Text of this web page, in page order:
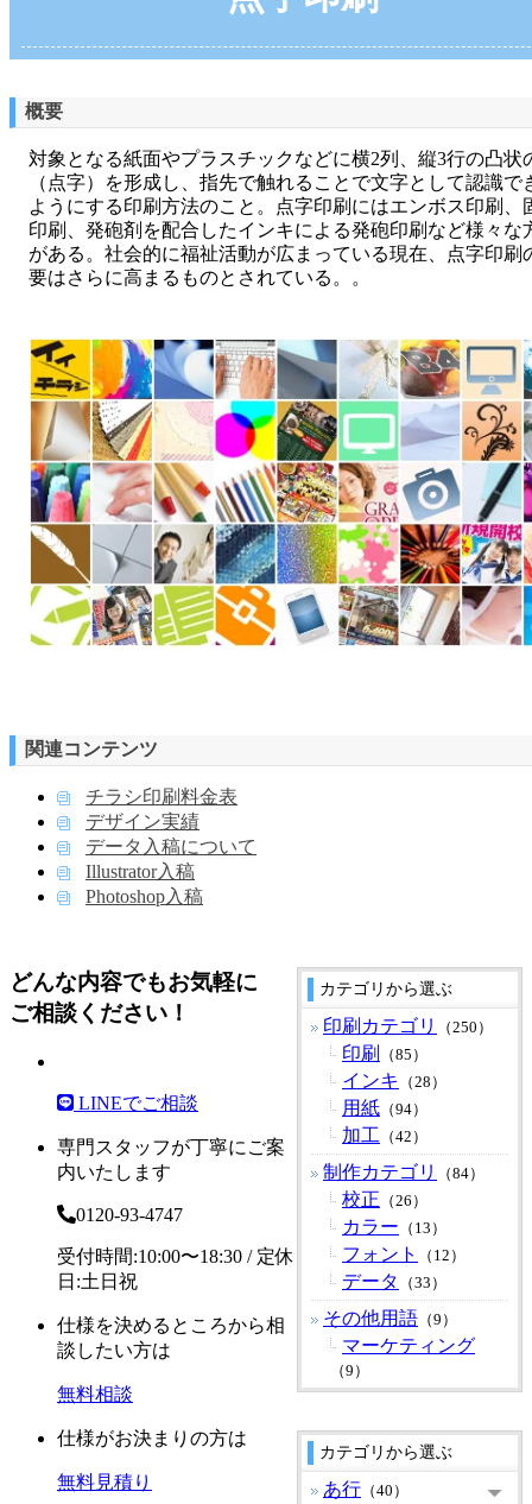
概要
対象となる紙面やプラスチックなどに横2列、縦3行の凸状
（点字）を形成し、指先で触れることで文字として認識で
ようにする印刷方法のこと。点字印刷にはエンボス印刷、
印刷、発砲剤を配合したインキによる発砲印刷など様々な
がある。社会的に福祉活動が広まっている現在、点字印刷
要はさらに高まるものとされている。。
関連コンテンツ
チラシ印刷料金表
デザイン実績
データ入稿について
Illustrator入稿
Photoshop入稿
カテゴリから選ぶ
印刷カテゴリ （250）
印刷 （85）
インキ （28）
用紙 （94）
加工 （42）
制作カテゴリ （84）
校正 （26）
カラー （13）
フォント （12）
データ （33）
その他用語 （9）
マーケティング
（9）
カテゴリから選ぶ
あ行 （40）
どんな内容でもお気軽に
ご相談ください！
LINEでご相談
専門スタッフが丁寧にご案
内いたします
0120-93-4747
受付時間:10:00〜18:30 / 定休
日:土日祝
仕様を決めるところから相
談したい方は
無料相談
仕様がお決まりの方は
無料見積り